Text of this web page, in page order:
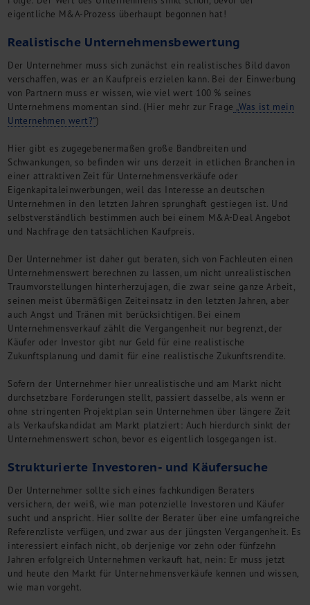
eigentliche M&A-Prozess überhaupt begonnen hat!
Realistische Unternehmensbewertung
Der Unternehmer muss sich zunächst ein realistisches Bild davon
verschaffen, was er an Kaufpreis erzielen kann. Bei der Einwerbung
von Partnern muss er wissen, wie viel wert 100 % seines
Unternehmens momentan sind. (Hier mehr zur Frage „Was ist mein
Unternehmen wert?“)
Hier gibt es zugegebenermaßen große Bandbreiten und
Schwankungen, so befinden wir uns derzeit in etlichen Branchen in
einer attraktiven Zeit für Unternehmensverkäufe oder
Eigenkapitaleinwerbungen, weil das Interesse an deutschen
Unternehmen in den letzten Jahren sprunghaft gestiegen ist. Und
selbstverständlich bestimmen auch bei einem M&A-Deal Angebot
und Nachfrage den tatsächlichen Kaufpreis.
Der Unternehmer ist daher gut beraten, sich von Fachleuten einen
Unternehmenswert berechnen zu lassen, um nicht unrealistischen
Traumvorstellungen hinterherzujagen, die zwar seine ganze Arbeit,
seinen meist übermäßigen Zeiteinsatz in den letzten Jahren, aber
auch Angst und Tränen mit berücksichtigen. Bei einem
Unternehmensverkauf zählt die Vergangenheit nur begrenzt, der
Käufer oder Investor gibt nur Geld für eine realistische
Zukunftsplanung und damit für eine realistische Zukunftsrendite.
Sofern der Unternehmer hier unrealistische und am Markt nicht
durchsetzbare Forderungen stellt, passiert dasselbe, als wenn er
ohne stringenten Projektplan sein Unternehmen über längere Zeit
als Verkaufskandidat am Markt platziert: Auch hierdurch sinkt der
Unternehmenswert schon, bevor es eigentlich losgegangen ist.
Strukturierte Investoren- und Käufersuche
Der Unternehmer sollte sich eines fachkundigen Beraters
versichern, der weiß, wie man potenzielle Investoren und Käufer
sucht und anspricht. Hier sollte der Berater über eine umfangreiche
Referenzliste verfügen, und zwar aus der jüngsten Vergangenheit. Es
interessiert einfach nicht, ob derjenige vor zehn oder fünfzehn
Jahren erfolgreich Unternehmen verkauft hat, nein: Er muss jetzt
und heute den Markt für Unternehmensverkäufe kennen und wissen,
wie man vorgeht.